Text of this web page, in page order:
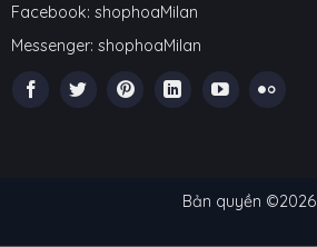
Facebook: shophoaMilan
Messenger: shophoaMilan
Bản quyền ©2026